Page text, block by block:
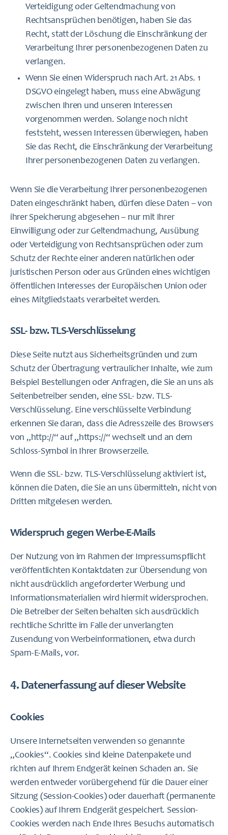
Verteidigung oder Geltendmachung von
Rechtsansprüchen benötigen, haben Sie das
Recht, statt der Löschung die Einschränkung der
Verarbeitung Ihrer personenbezogenen Daten zu
verlangen.
Wenn Sie einen Widerspruch nach Art. 21 Abs. 1
DSGVO eingelegt haben, muss eine Abwägung
zwischen Ihren und unseren Interessen
vorgenommen werden. Solange noch nicht
feststeht, wessen Interessen überwiegen, haben
Sie das Recht, die Einschränkung der Verarbeitung
Ihrer personenbezogenen Daten zu verlangen.
Wenn Sie die Verarbeitung Ihrer personenbezogenen
Daten eingeschränkt haben, dürfen diese Daten – von
ihrer Speicherung abgesehen – nur mit Ihrer
Einwilligung oder zur Geltendmachung, Ausübung
oder Verteidigung von Rechtsansprüchen oder zum
Schutz der Rechte einer anderen natürlichen oder
juristischen Person oder aus Gründen eines wichtigen
öffentlichen Interesses der Europäischen Union oder
eines Mitgliedstaats verarbeitet werden.
SSL- bzw. TLS-Verschlüsselung
Diese Seite nutzt aus Sicherheitsgründen und zum
Schutz der Übertragung vertraulicher Inhalte, wie zum
Beispiel Bestellungen oder Anfragen, die Sie an uns als
Seitenbetreiber senden, eine SSL- bzw. TLS-
Verschlüsselung. Eine verschlüsselte Verbindung
erkennen Sie daran, dass die Adresszeile des Browsers
von „http://“ auf „https://“ wechselt und an dem
Schloss-Symbol in Ihrer Browserzeile.
Wenn die SSL- bzw. TLS-Verschlüsselung aktiviert ist,
können die Daten, die Sie an uns übermitteln, nicht von
Dritten mitgelesen werden.
Widerspruch gegen Werbe-E-Mails
Der Nutzung von im Rahmen der Impressumspflicht
veröffentlichten Kontaktdaten zur Übersendung von
nicht ausdrücklich angeforderter Werbung und
Informationsmaterialien wird hiermit widersprochen.
Die Betreiber der Seiten behalten sich ausdrücklich
rechtliche Schritte im Falle der unverlangten
Zusendung von Werbeinformationen, etwa durch
Spam-E-Mails, vor.
4. Datenerfassung auf dieser Website
Cookies
Unsere Internetseiten verwenden so genannte
„Cookies“. Cookies sind kleine Datenpakete und
richten auf Ihrem Endgerät keinen Schaden an. Sie
werden entweder vorübergehend für die Dauer einer
Sitzung (Session-Cookies) oder dauerhaft (permanente
Cookies) auf Ihrem Endgerät gespeichert. Session-
Cookies werden nach Ende Ihres Besuchs automatisch